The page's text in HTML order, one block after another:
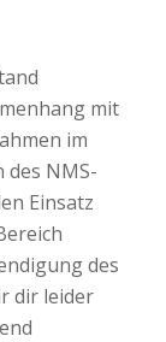
mit
im
des NMS-
Einsatz
des
dir leider